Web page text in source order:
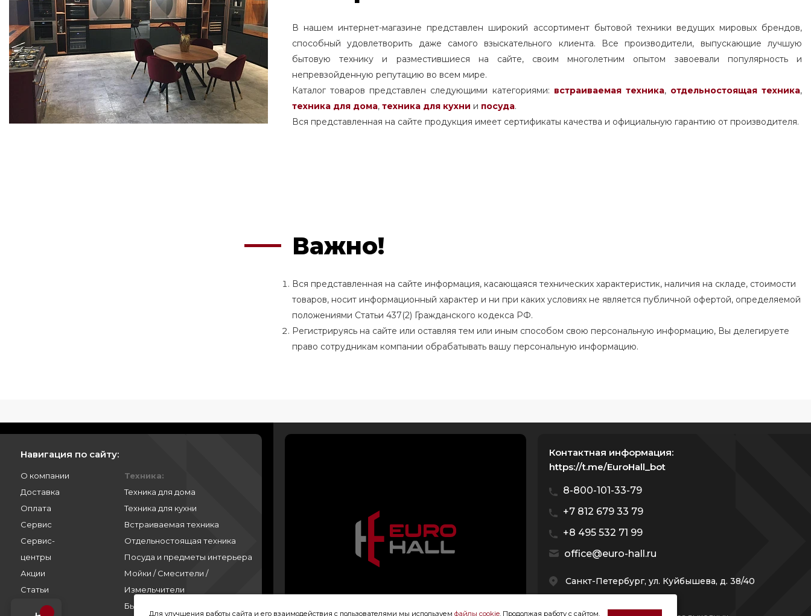
В нашем интернет-магазине представлен широкий ассортимент бытовой техники ведущих мировых брендов,
способный удовлетворить даже самого взыскательного клиента. Все производители, выпускающие лучшую
бытовую технику и разместившиеся на сайте, своим многолетним опытом завоевали популярность и
непревзойденную репутацию во всем мире.
Каталог товаров представлен следующими категориями: встраиваемая техника, отдельностоящаятехника,
техника для дома, техника для кухни и посуда.
Вся представленная на сайте продукция имеет сертификаты качества и официальную гарантию от производителя.
Важно!
Вся представленная на сайте информация, касающаяся технических характеристик, наличия на складе, стоимости
товаров, носит информационный характер и ни при каких условиях не является публичной офертой, определяемой
положениями Статьи 437(2) Гражданского кодекса РФ.
Регистрируясь на сайте или оставляя тем или иным способом свою персональную информацию, Вы делегируете
право сотрудникам компании обрабатывать вашу персональную информацию.
Навигация по сайту:
О компании
Доставка
Оплата
Сервис
Сервис-
центры
Акции
Статьи
Контакты
Техника:
Техника для дома
Техника для кухни
Встраиваемая техника
Отдельностоящая техника
Посуда и предметы интерьера
Мойки / Смесители /
Измельчители
Бытовая химия
Контактная информация:
https://t.me/EuroHall_bot
8-800-101-33-79
+7 812 679 33 79
+8 495 532 71 99
office@euro-hall.ru
Санкт-Петербург, ул. Куйбышева, д. 38/40
Для улучшения работы сайта и его взаимодействия с пользователями мы используем файлы cookie. Продолжая работу с сайтом,